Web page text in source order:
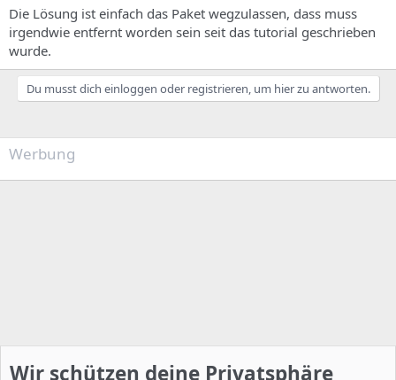
Die Lösung ist einfach das Paket wegzulassen, dass muss
irgendwie entfernt worden sein seit das tutorial geschrieben
wurde.
Du musst dich einloggen oder registrieren, um hier zu antworten.
Werbung
Wir schützen deine Privatsphäre